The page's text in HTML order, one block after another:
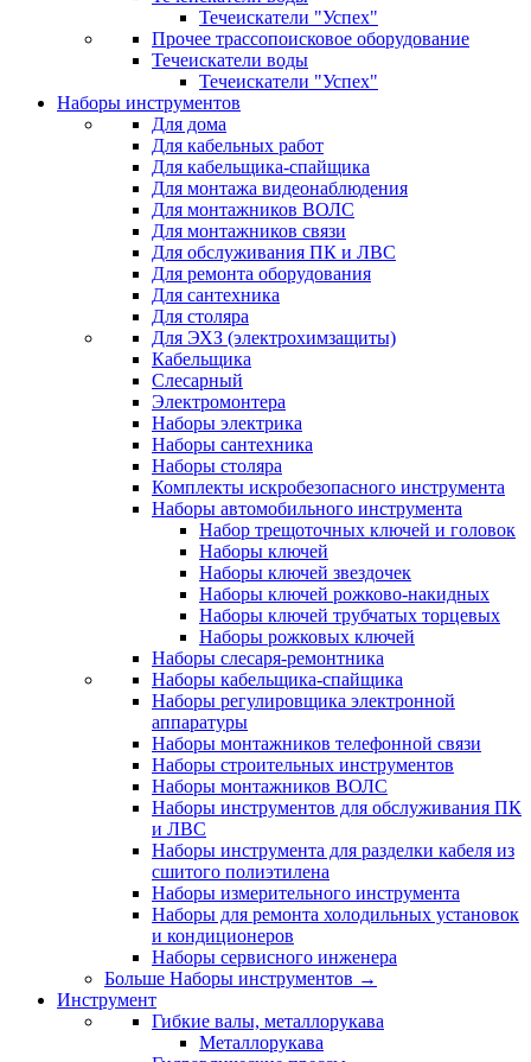
Течеискатели "Успех"
Прочее трассопоисковое оборудование
Течеискатели воды
Течеискатели "Успех"
Наборы инструментов
Для дома
Для кабельных работ
Для кабельщика-спайщика
Для монтажа видеонаблюдения
Для монтажников ВОЛС
Для монтажников связи
Для обслуживания ПК и ЛВС
Для ремонта оборудования
Для сантехника
Для столяра
Для ЭХЗ (электрохимзащиты)
Кабельщика
Слесарный
Электромонтера
Наборы электрика
Наборы сантехника
Наборы столяра
Комплекты искробезопасного инструмента
Наборы автомобильного инструмента
Набор трещоточных ключей и головок
Наборы ключей
Наборы ключей звездочек
Наборы ключей рожково-накидных
Наборы ключей трубчатых торцевых
Наборы рожковых ключей
Наборы слесаря-ремонтника
Наборы кабельщика-спайщика
Наборы регулировщика электронной
аппаратуры
Наборы монтажников телефонной связи
Наборы строительных инструментов
Наборы монтажников ВОЛС
Наборы инструментов для обслуживания ПК
и ЛВС
Наборы инструмента для разделки кабеля из
сшитого полиэтилена
Наборы измерительного инструмента
Наборы для ремонта холодильных установок
и кондиционеров
Наборы сервисного инженера
Больше Наборы инструментов →
Инструмент
Гибкие валы, металлорукава
Металлорукава